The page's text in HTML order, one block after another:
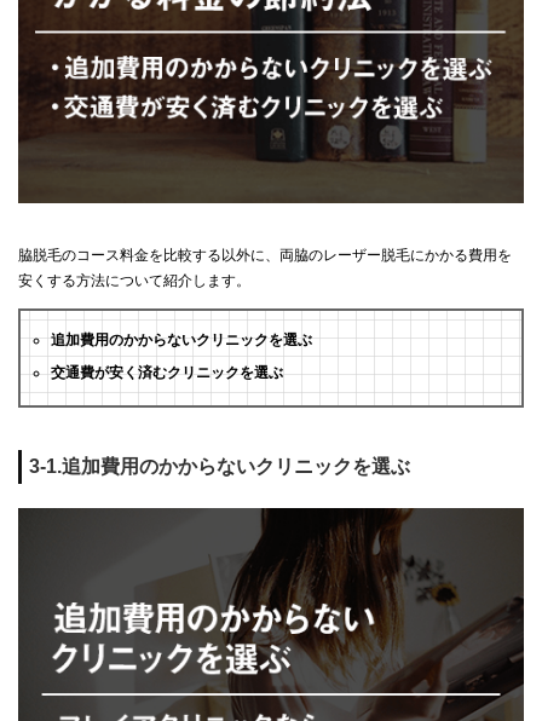
脇脱毛のコース料金を比較する以外に、両脇のレーザー脱毛にかかる費用を
安くする方法について紹介します。
追加費用のかからないクリニックを選ぶ
交通費が安く済むクリニックを選ぶ
3-1.追加費用のかからないクリニックを選ぶ